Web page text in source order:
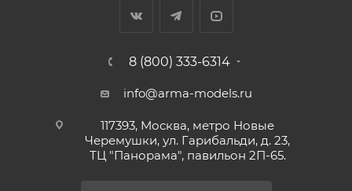
8 (800) 333-6314
info@arma-models.ru
117393, Москва, метро Новые
Черемушки, ул. Гарибальди, д. 23,
ТЦ "Панорама", павильон 2П-65.